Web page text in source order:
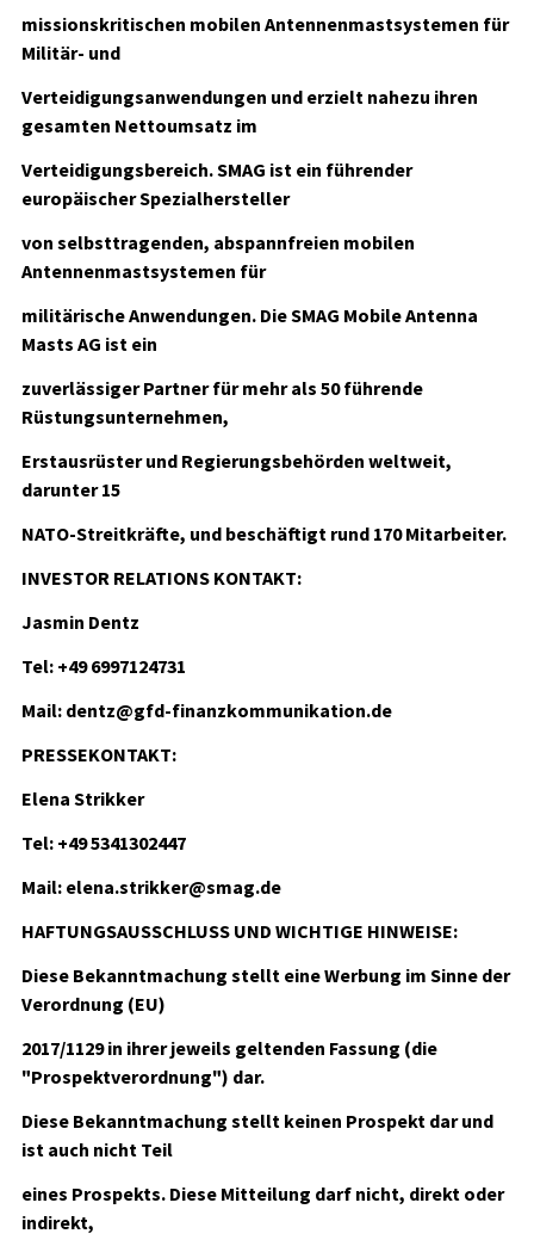
missionskritischen mobilen Antennenmastsystemen für
Militär- und
Verteidigungsanwendungen und erzielt nahezu ihren
gesamten Nettoumsatz im
Verteidigungsbereich. SMAG ist ein führender
europäischer Spezialhersteller
von selbsttragenden, abspannfreien mobilen
Antennenmastsystemen für
militärische Anwendungen. Die SMAG Mobile Antenna
Masts AG ist ein
zuverlässiger Partner für mehr als 50 führende
Rüstungsunternehmen,
Erstausrüster und Regierungsbehörden weltweit,
darunter 15
NATO-Streitkräfte, und beschäftigt rund 170 Mitarbeiter.
INVESTOR RELATIONS KONTAKT:
Jasmin Dentz
Tel: +49 6997124731
Mail: dentz@gfd-finanzkommunikation.de
PRESSEKONTAKT:
Elena Strikker
Tel: +49 5341302447
Mail: elena.strikker@smag.de
HAFTUNGSAUSSCHLUSS UND WICHTIGE HINWEISE:
Diese Bekanntmachung stellt eine Werbung im Sinne der
Verordnung (EU)
2017/1129 in ihrer jeweils geltenden Fassung (die
"Prospektverordnung") dar.
Diese Bekanntmachung stellt keinen Prospekt dar und
ist auch nicht Teil
eines Prospekts. Diese Mitteilung darf nicht, direkt oder
indirekt,